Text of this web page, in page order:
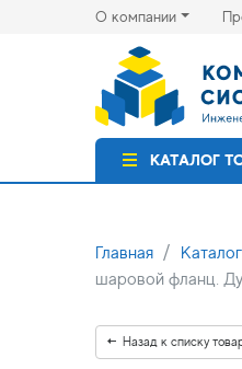
О компании
КАТАЛОГ
Главная Каталог
шаровой фланц.
Назад к списку